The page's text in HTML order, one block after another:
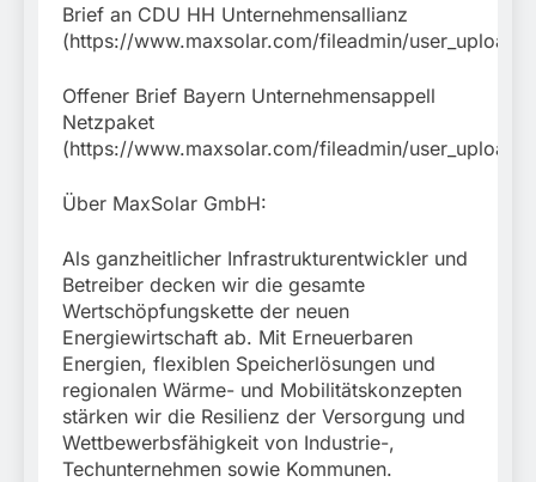
Brief an CDU HH Unternehmensallianz
(https://www.maxsolar.com/fileadmin/user_upload/
Offener Brief Bayern Unternehmensappell
Netzpaket
(https://www.maxsolar.com/fileadmin/user_upload/
Über MaxSolar GmbH:
Als ganzheitlicher Infrastrukturentwickler und
Betreiber decken wir die gesamte
Wertschöpfungskette der neuen
Energiewirtschaft ab. Mit Erneuerbaren
Energien, flexiblen Speicherlösungen und
regionalen Wärme- und Mobilitätskonzepten
stärken wir die Resilienz der Versorgung und
Wettbewerbsfähigkeit von Industrie-,
Techunternehmen sowie Kommunen.